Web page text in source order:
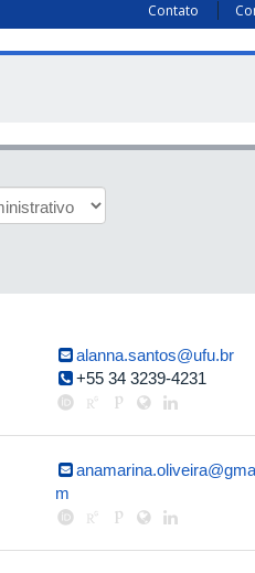
Contato
alanna.santos@ufu.br
+55 34 3239-4231
m